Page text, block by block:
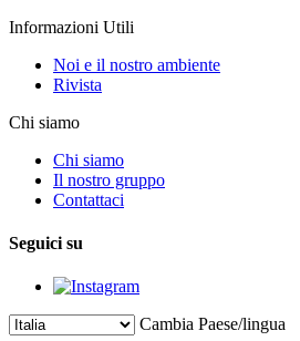
Informazioni Utili
Noi e il nostro ambiente
Rivista
Chi siamo
Chi siamo
Il nostro gruppo
Contattaci
Seguici su
Cambia Paese/lingua